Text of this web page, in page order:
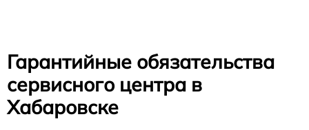
Гарантийные обязательства
сервисного центра в
Хабаровске